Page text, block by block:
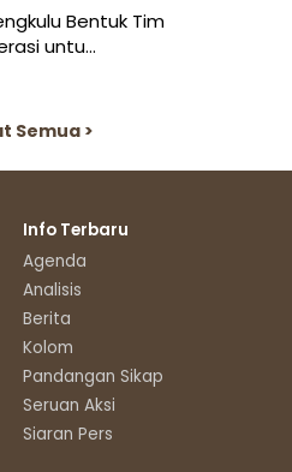
Bentuk Tim
untu...
Semua >
Info Terbaru
Agenda
Analisis
Berita
Kolom
Pandangan Sikap
Seruan Aksi
Siaran Pers